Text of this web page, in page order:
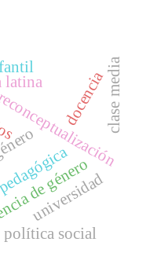
latina
de género
universidad
docencia
política social
clase media